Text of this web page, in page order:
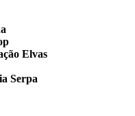
Elvas
Serpa